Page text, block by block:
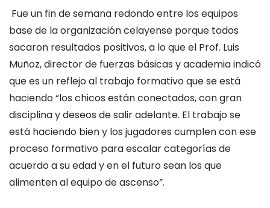
Fue un fin de semana redondo entre los equipos
base de la organización celayense porque todos
sacaron resultados positivos, a lo que el Prof. Luis
Muñoz, director de fuerzas básicas y academia indicó
que es un reflejo al trabajo formativo que se está
haciendo “los chicos están conectados, con gran
disciplina ydeseos de salir adelante. El trabajo se
está haciendo bieny los jugadores cumplencon ese
proceso formativo para escalarcategorías de
acuerdo a su edad y en el futuro sean los que
alimenten al equipo de ascenso”.